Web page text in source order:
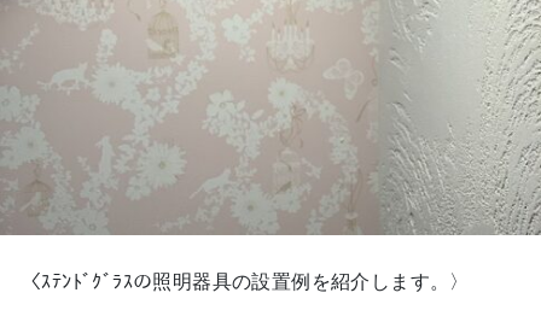
〈ｽﾃﾝﾄﾞｸﾞﾗｽの照明器具の設置例を紹介します。〉